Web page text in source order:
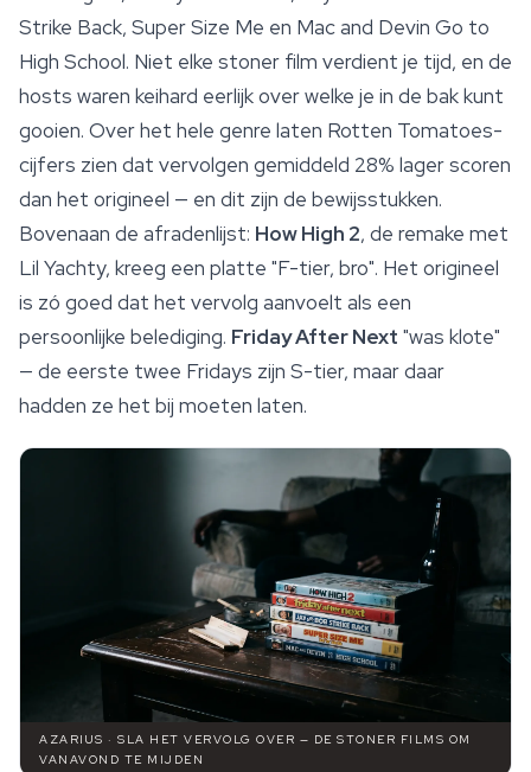
Strike Back, Super Size Me en Mac and Devin Go to
High School. Niet elke stoner film verdient je tijd, en de
hosts waren keihard eerlijk over welke je in de bak kunt
gooien. Over het hele genre laten Rotten Tomatoes-
cijfers zien dat vervolgen gemiddeld 28% lager scoren
dan het origineel — en dit zijn de bewijsstukken.
Bovenaan de afradenlijst: How High 2, de remake met
Lil Yachty, kreeg een platte "F-tier, bro". Het origineel
is zó goed dat het vervolg aanvoelt als een
persoonlijke belediging. Friday After Next "was klote"
— de eerste twee Fridays zijn S-tier, maar daar
hadden ze het bij moeten laten.
AZARIUS · SLA HET VERVOLG OVER — DE STONER FILMS OM
VANAVOND TE MIJDEN